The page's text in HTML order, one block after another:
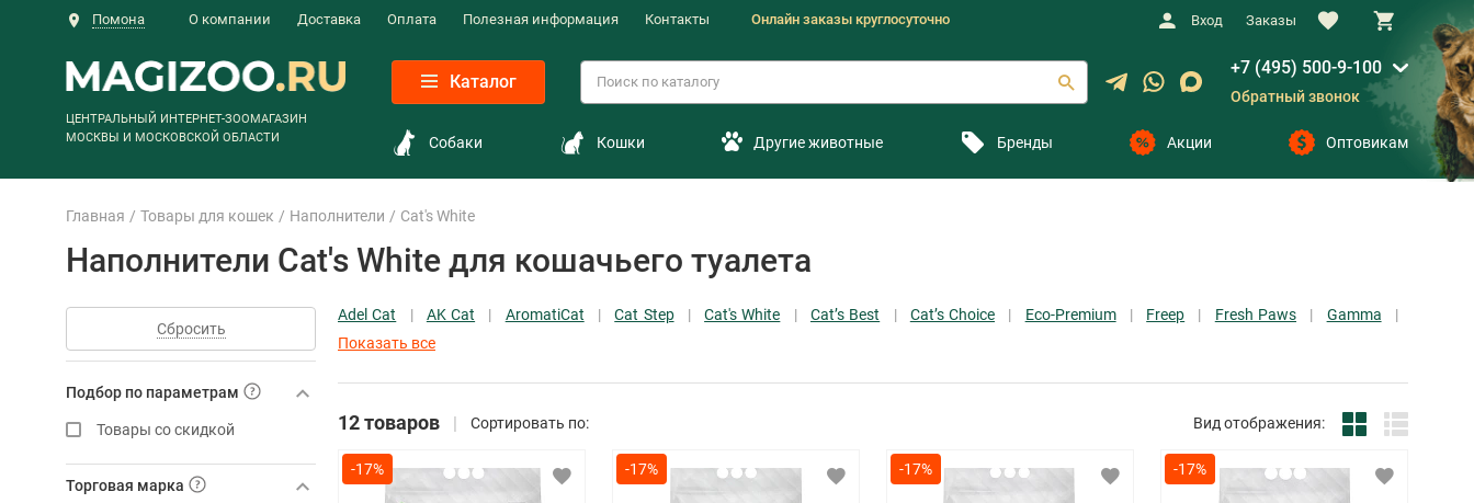
Помона О компании Доставка Оплата Полезная информация Контакты Онлайн заказы круглосуточно Вход Заказы
ЦЕНТРАЛЬНЫЙ ИНТЕРНЕТ-ЗООМАГАЗИН
МОСКВЫ И МОСКОВСКОЙ ОБЛАСТИ
Каталог
+7 (495) 500-9-100
Обратный звонок
Собаки Кошки Другие животные Бренды Акции Оптовикам
Главная Товары для кошек Наполнители Cat's White
Наполнители Cat's White для кошачьего туалета
Сбросить
Подбор по параметрам
Товары со скидкой
Торговая марка
Adel Cat AK Cat AromatiCat Cat Step Cat's White Cat’s Best Cat’s Choice Eco-Premium Freep Fresh Paws
Gamma
Показать все
12 товаров Сортировать по: Вид отображения:
-17% -17% -17% -17%